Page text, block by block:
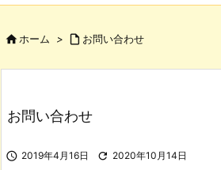
ホーム >  お問い合わせ
お問い合わせ
 2019年4月16日  2020年10月14日